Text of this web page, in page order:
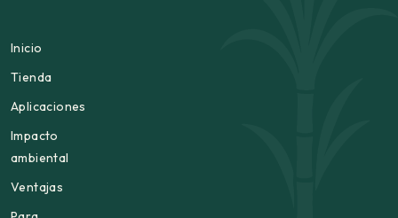
Inicio
Tienda
Aplicaciones
Impacto
ambiental
Ventajas